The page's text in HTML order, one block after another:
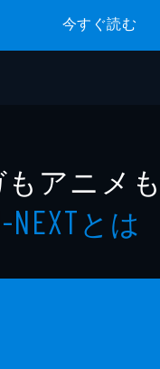
今すぐ読む
アニメ
NEXTとは